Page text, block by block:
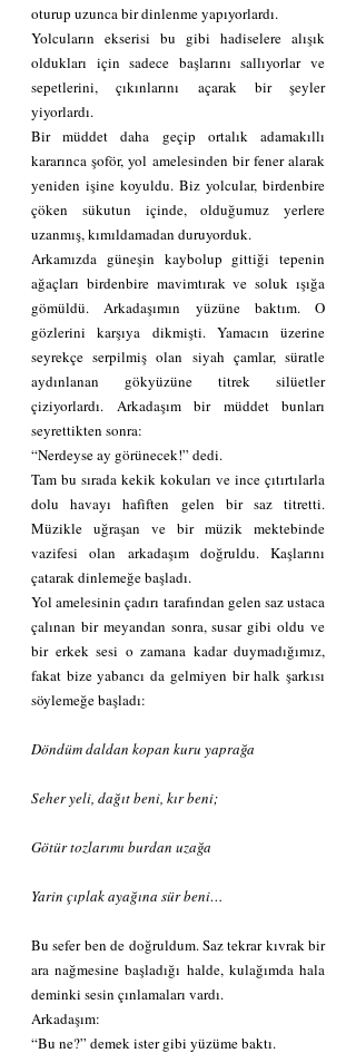
oturup uzunca bir dinlenme yapıyorlardı.
Yolcuların ekserisi bu gibi hadiselere alışık
oldukları için sadece başlarını sallıyorlar ve
sepetlerini, çıkınlarını açarak bir şeyler
yiyorlardı.
Bir müddet daha geçip ortalık adamakıllı
kararınca şoför, yol amelesinden bir fener alarak
yeniden işine koyuldu. Biz yolcular, birdenbire
çöken sükutun içinde, olduğumuz yerlere
uzanmış, kımıldamadan duruyorduk.
Arkamızda güneşin kaybolup gittiği tepenin
ağaçları birdenbire mavimtırak ve soluk ışığa
gömüldü. Arkadaşımın yüzüne baktım. O
gözlerini karşıya dikmişti. Yamacın üzerine
seyrekçe serpilmiş olan siyah çamlar, süratle
aydınlanan gökyüzüne titrek silüetler
çiziyorlardı. Arkadaşım bir müddet bunları
seyrettikten sonra:
“Nerdeyse ay görünecek!” dedi.
Tam bu sırada kekik kokuları ve ince çıtırtılarla
dolu havayı hafiften gelen bir saz titretti.
Müzikle uğraşan ve bir müzik mektebinde
vazifesi olan arkadaşım doğruldu. Kaşlarını
çatarak dinlemeğe başladı.
Yol amelesinin çadırı tarafından gelen saz ustaca
çalınan bir meyandan sonra, susar gibi oldu ve
bir erkek sesi o zamana kadar duymadığımız,
fakat bize yabancı da gelmiyen bir halk şarkısı
söylemeğe başladı:
Döndüm daldan kopan kuru yaprağa
Seher yeli, dağıt beni, kır beni;
Götür tozlarımı burdan uzağa
Yarin çıplak ayağına sür beni…
Bu sefer ben de doğruldum. Saz tekrar kıvrak bir
ara nağmesine başladığı halde, kulağımda hala
deminki sesin çınlamaları vardı.
Arkadaşım:
“Bu ne?” demek ister gibi yüzüme baktı.